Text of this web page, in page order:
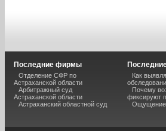
Последние фирмы
Отделение СФР по
Астраханской области
Арбитражный суд
Астраханской области
Астраханский областной суд
Как
Почему
фиксируют
Ощущение